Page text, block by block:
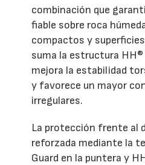
combinación que
fiable sobre roca
compactos y
suma la estructura HH®
mejora la estabilidad
y favorece un mayor
irregulares.
La protección frente al
reforzada mediante la
Guard en la puntera y